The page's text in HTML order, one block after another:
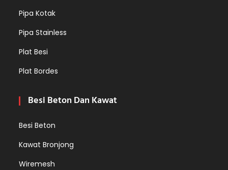
Pipa Kotak
Pipa Stainless
Plat Besi
Plat Bordes
Besi Beton Dan Kawat
Besi Beton
Kawat Bronjong
Wiremesh